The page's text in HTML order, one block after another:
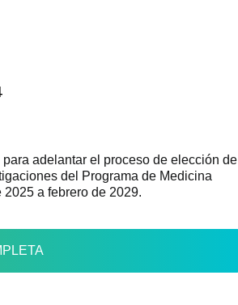
adelantar el proceso de elección de
del Programa de Medicina
a febrero de 2029.